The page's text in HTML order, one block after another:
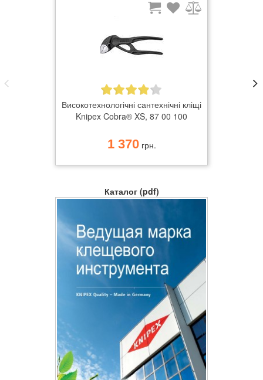
Високотехнологічні сантехнічні кліщі
Knipex Cobra® XS, 87 00 100
1 370грн.
Каталог (pdf)